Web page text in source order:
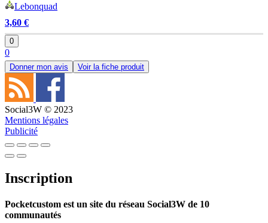
Lebonquad
3,60 €
0
0
Donner mon avis Voir la fiche produit
Social3W © 2023
Mentions légales
Publicité
Inscription
Pocketcustom est un site du réseau Social3W de 10
communautés